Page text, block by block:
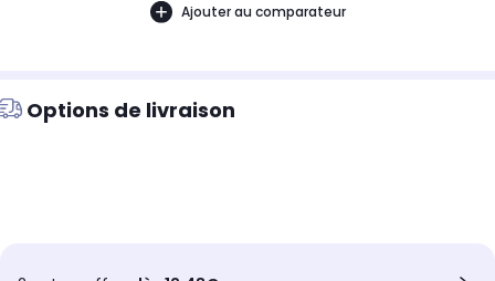
Ajouter au comparateur
Options de livraison